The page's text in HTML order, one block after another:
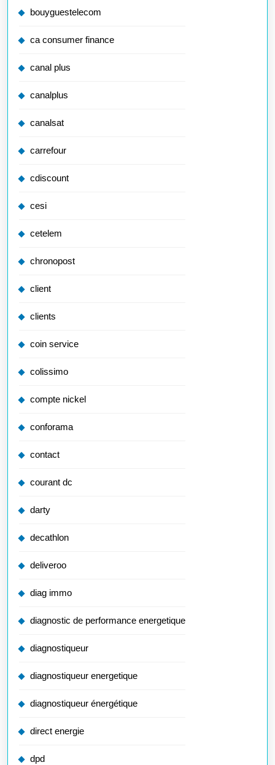
bouyguestelecom
ca consumer finance
canal plus
canalplus
canalsat
carrefour
cdiscount
cesi
cetelem
chronopost
client
clients
coin service
colissimo
compte nickel
conforama
contact
courant dc
darty
decathlon
deliveroo
diag immo
diagnostic de performance energetique
diagnostiqueur
diagnostiqueur energetique
diagnostiqueur énergétique
direct energie
dpd